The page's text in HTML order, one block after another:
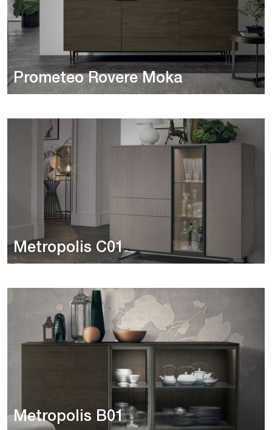
Prometeo Rovere Moka
Metropolis C01
Metropolis B01